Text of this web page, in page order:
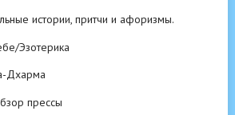
истории, притчи и афоризмы.
Эзотерика
Дхарма
прессы